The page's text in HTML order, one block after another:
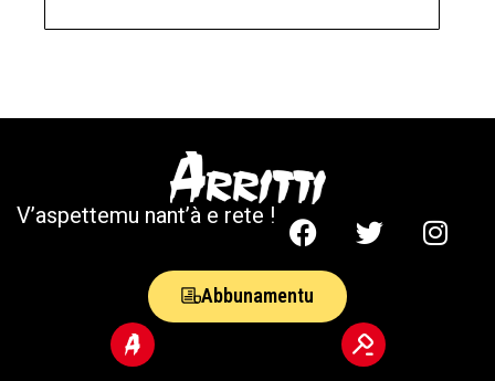
V’aspettemu nant’à e rete !
Abbunamentu